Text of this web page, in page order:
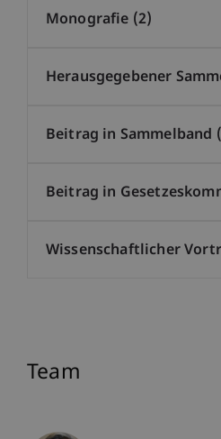
Monografie (2)
Herausgegebener
Beitrag in Sammelband
Beitrag in
Wissenschaftlicher
Team